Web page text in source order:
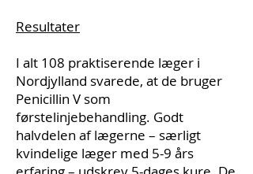
Resultater
I alt 108 praktiserende læger i
Nordjylland svarede, at de bruger
Penicillin V som
førstelinjebehandling. Godt
halvdelen af lægerne – særligt
kvindelige læger med 5-9 års